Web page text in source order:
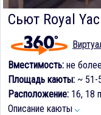
Сьют Royal
Вместимость: не
Площадь каюты: ~ 51-
Расположение: 16, 18
Описание каюты